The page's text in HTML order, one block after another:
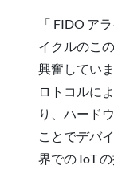
「 FIDO ア
イクルのこ
興奮してい
ロトコルに
り、ハード
ことでデバ
界での IoT